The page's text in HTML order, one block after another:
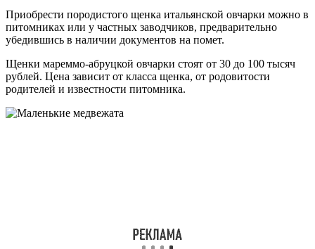
Приобрести породистого щенка итальянской овчарки можно в
питомниках или у частных заводчиков, предварительно
убедившись в наличии документов на помет.
Щенки мареммо-абруцкой овчарки стоят от 30 до 100 тысяч
рублей. Цена зависит от класса щенка, от родовитости
родителей и известности питомника.